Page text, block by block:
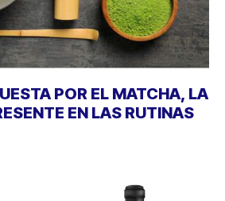
POR EL MATCHA, LA
EN LAS RUTINAS